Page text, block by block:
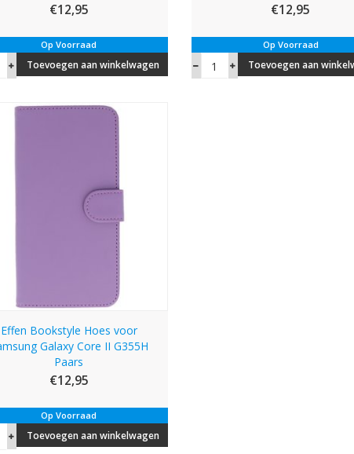
€12,95
Op Voorraad
Toevoegen aan winkelwagen
€12,95
Op Voorraad
Toevoegen aan
Effen Bookstyle Hoes voor
Galaxy Core II G355H
Paars
€12,95
Op Voorraad
Toevoegen aan winkelwagen